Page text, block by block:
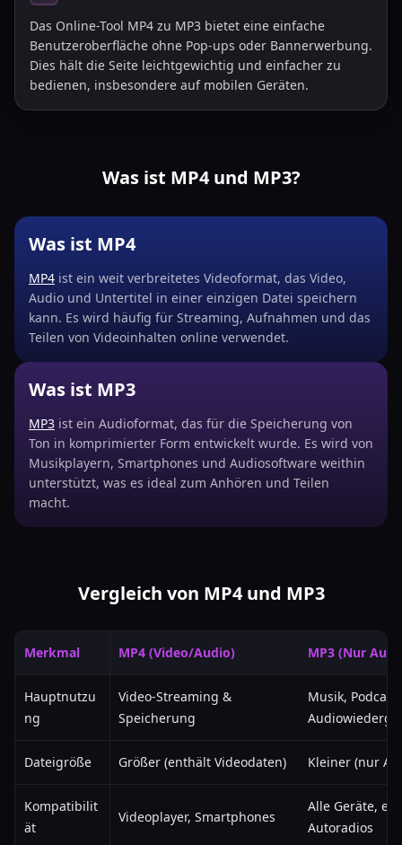
Das Online-Tool MP4 zu MP3 bietet eine einfache
Benutzeroberfläche ohne Pop-ups oder Bannerwerbung.
Dies hält die Seite leichtgewichtig und einfacher zu
bedienen, insbesondere auf mobilen Geräten.
Was ist MP4 und MP3?
Was ist MP4
MP4 ist ein weit verbreitetes Videoformat, das Video,
Audio und Untertitel in einer einzigen Datei speichern
kann. Es wird häufig für Streaming, Aufnahmen und das
Teilen von Videoinhalten online verwendet.
Was ist MP3
MP3 ist ein Audioformat, das für die Speicherung von
Ton in komprimierter Form entwickelt wurde. Es wird von
Musikplayern, Smartphones und Audiosoftware weithin
unterstützt, was es ideal zum Anhören und Teilen
macht.
Vergleich von MP4 und MP3
Merkmal MP4 (Video/Audio) MP3 (Nur
Hauptnutzu
ng
Video-Streaming &
Speicherung
Musik,
Dateigröße Größer (enthält Videodaten) Kleiner (nur
Kompatibilit
ät
Videoplayer, Smartphones
Alle Geräte,
Autoradios